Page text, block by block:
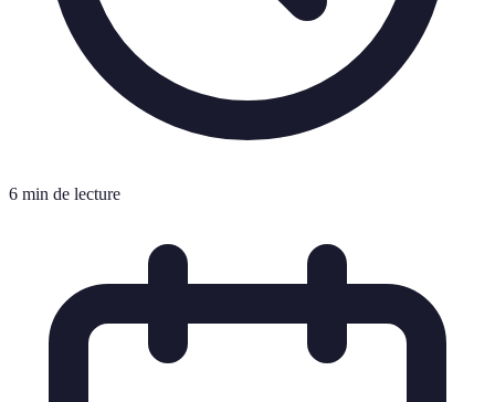
6 min de lecture